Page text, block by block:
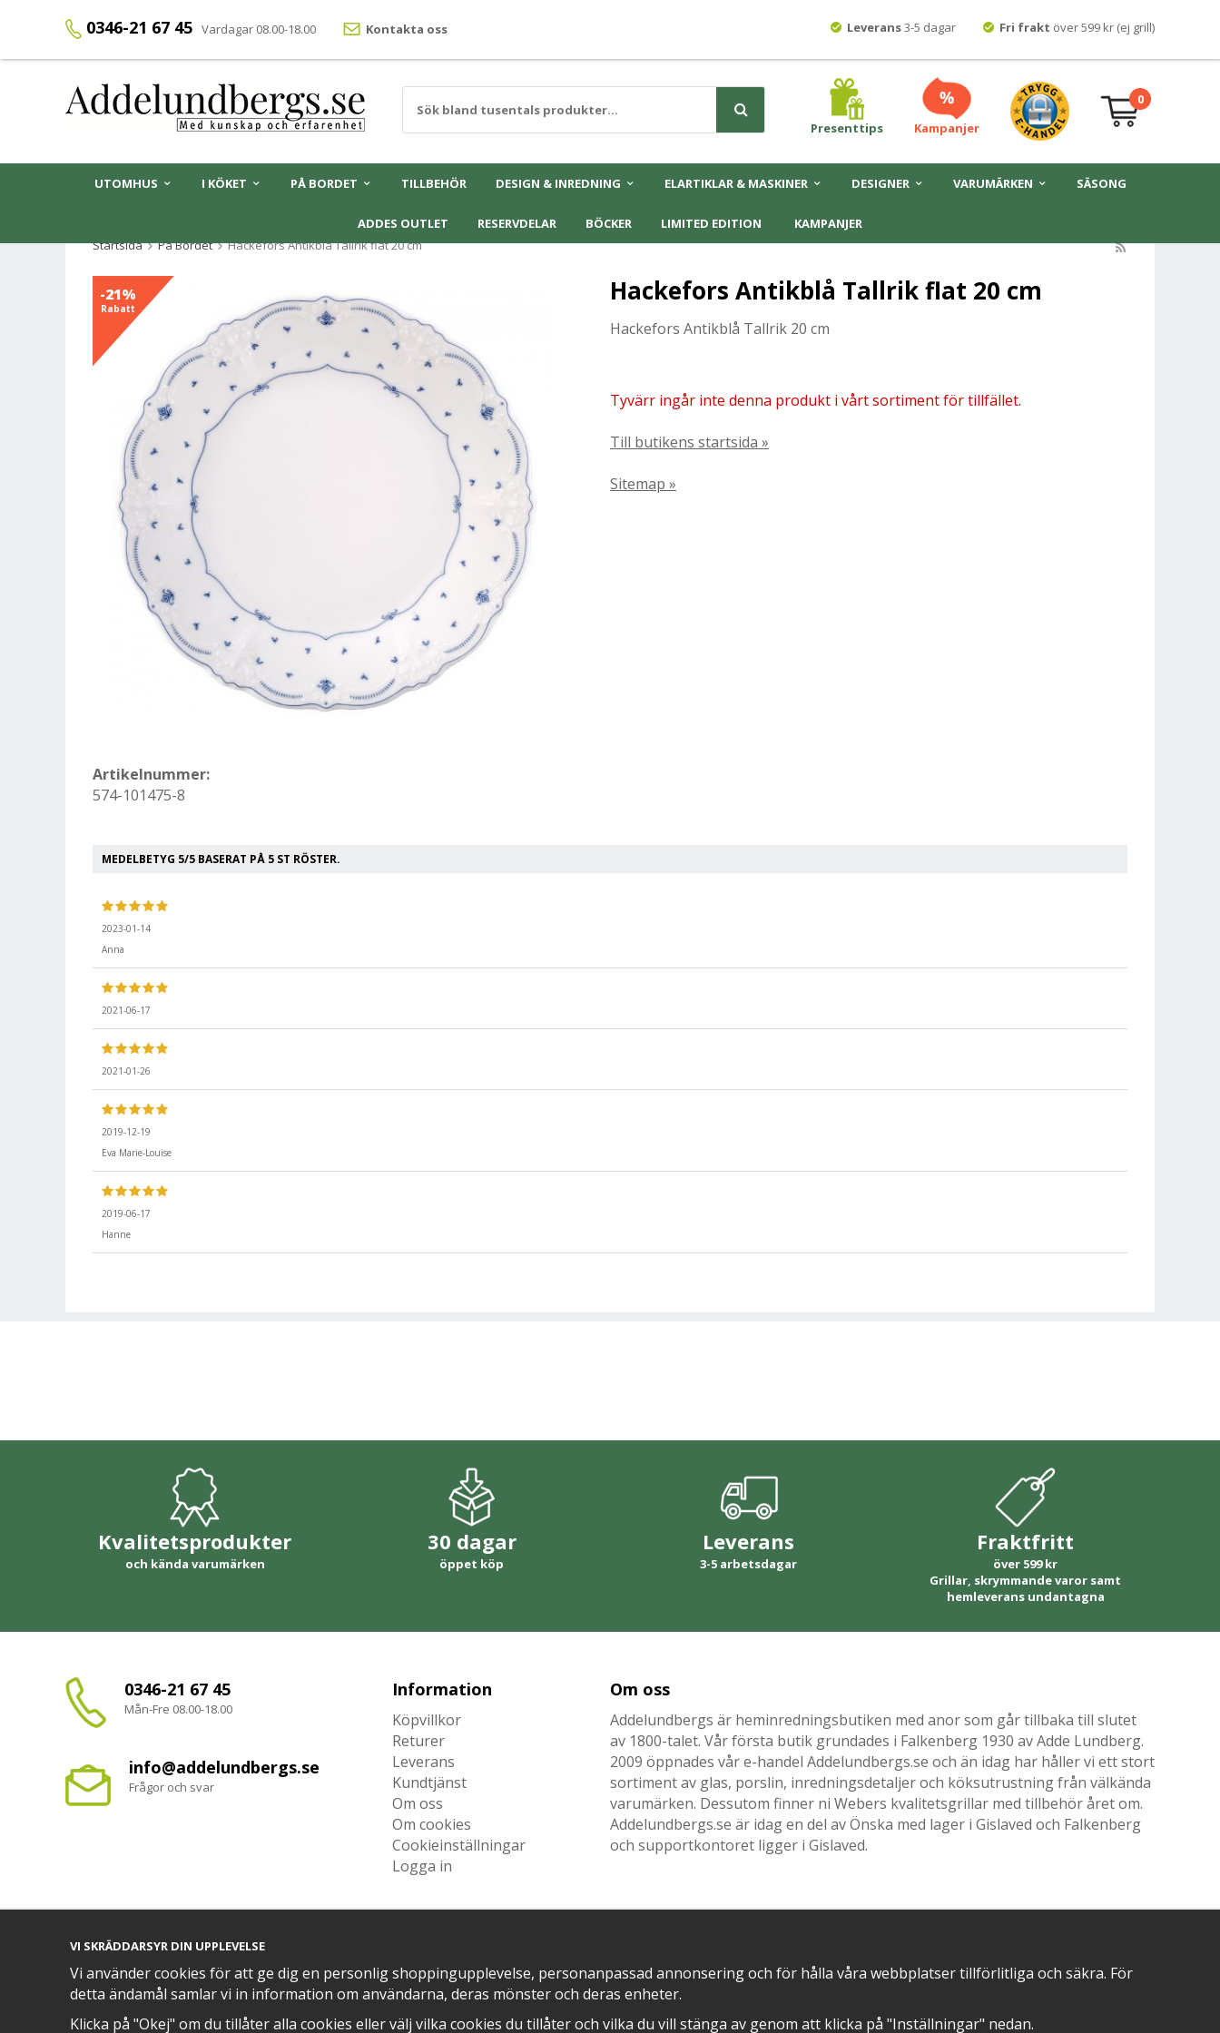
0346-21 67 45 Vardagar 08.00-18.00 Kontakta oss Leverans3-5 dagar Fri frakt över 599 kr (ej grill)
Presenttips Kampanjer
0
UTOMHUS I KÖKET PÅ BORDET TILLBEHÖR DESIGN & INREDNING ELARTIKLAR & MASKINER DESIGNER VARUMÄRKEN SÄSONG
ADDES OUTLET RESERVDELAR BÖCKER LIMITED EDITION
KAMPANJER
Startsida
På Bordet Hackefors Antikblå Tallrik flat 20 cm
-21%
Rabatt
Hackefors Antikblå Tallrik flat 20 cm
Hackefors Antikblå Tallrik 20 cm
Tyvärr ingår inte denna produkt i vårt sortiment för tillfället.
Till butikens startsida »
Sitemap »
Artikelnummer:
574-101475-8
MEDELBETYG 5/5 BASERAT PÅ 5 ST RÖSTER.
2023-01-14
Anna
2021-06-17
2021-01-26
2019-12-19
Eva Marie-Louise
2019-06-17
Hanne
Kvalitetsprodukter
och kända varumärken
30 dagar
öppet köp
Leverans
3-5 arbetsdagar
Fraktfritt
över 599 kr
Grillar, skrymmande varor samt
hemleverans undantagna
0346-21 67 45
Mån-Fre 08.00-18.00
info@addelundbergs.se
Frågor och svar
Information
Köpvillkor
Returer
Leverans
Kundtjänst
Om oss
Om cookies
Cookieinställningar
Logga in
Om oss
Addelundbergs är heminredningsbutiken med anor som går tillbaka till slutet
av 1800-talet. Vår första butik grundades i Falkenberg 1930 av Adde Lundberg.
2009 öppnades vår e-handel Addelundbergs.se och än idag har håller vi ett stort
sortiment av glas, porslin, inredningsdetaljer och köksutrustning från välkända
varumärken. Dessutom finner ni Webers kvalitetsgrillar med tillbehör året om.
Addelundbergs.se är idag en del av Önska med lager i Gislaved och Falkenberg
och supportkontoret ligger i Gislaved.
POSITIVA OMDÖMEN PÅ
VI SKRÄDDARSYR DIN UPPLEVELSE
Vi använder cookies för att ge dig en personlig shoppingupplevelse, personanpassad annonsering och för hålla våra webbplatser tillförlitliga och säkra. För
detta ändamål samlar vi in information om användarna, deras mönster och deras enheter.
Klicka på "Okej" om du tillåter alla cookies eller välj vilka cookies du tillåter och vilka du vill stänga av genom att klicka på "Inställningar" nedan.